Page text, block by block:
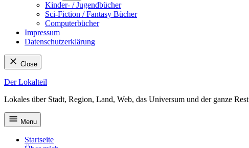
Kinder- / Jugendbücher
Sci-Fiction / Fantasy Bücher
Computerbücher
Impressum
Datenschutzerklärung
Close
Skip
content
Der Lokalteil
Lokales über Stadt, Region, Land, Web, das Universum und der ganze Rest
Menu
Startseite